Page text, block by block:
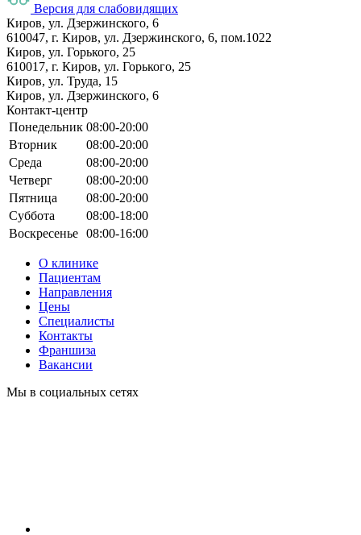
Версия для слабовидящих
Киров, ул. Дзержинского, 6
610047, г. Киров, ул. Дзержинского, 6, пом.1022
Киров, ул. Горького, 25
610017, г. Киров, ул. Горького, 25
Киров, ул. Труда, 15
Киров, ул. Дзержинского, 6
Контакт-центр
Понедельник 08:00-20:00
Вторник
08:00-20:00
Среда
08:00-20:00
Четверг
08:00-20:00
Пятница
08:00-20:00
Суббота
08:00-18:00
Воскресенье 08:00-16:00
О клинике
Пациентам
Направления
Цены
Специалисты
Контакты
Франшиза
Вакансии
Мы в социальных сетях